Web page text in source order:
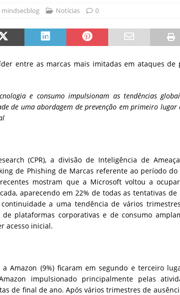
[ 30/07/2026 ]
mindsecblog Notícias 0
entre as marcas mais imitadas em ataques de
e consumo impulsionam as tendências
de uma abordagem de prevenção em primeiro
(CPR), a divisão de Inteligência de
de Phishing de Marcas referente ao período
mostram que a Microsoft voltou a
aparecendo em 22% de todas as tentativas
a uma tendência de vários
de plataformas corporativas e de consumo
acesso inicial.
a Amazon (9%) ficaram em segundo e terceiro
impulsionado principalmente pelas
de final de ano. Após vários trimestres de